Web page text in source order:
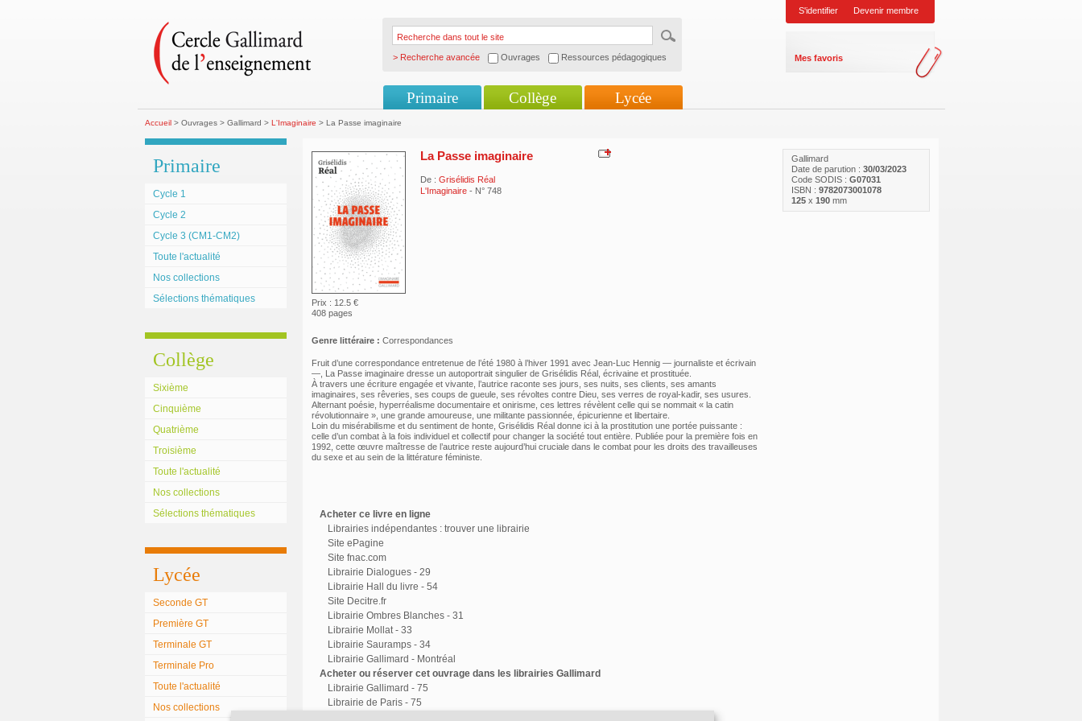
> Recherche avancée Ouvrages Ressources pédagogiques
S'identifier Devenir membre
Mes favoris
Primaire Collège Lycée
Accueil> Ouvrages > Gallimard > L'Imaginaire > La Passe imaginaire
Primaire
Cycle 1
Cycle 2
Cycle 3 (CM1-CM2)
Toute l'actualité
Nos collections
Sélections thématiques
Collège
Sixième
Cinquième
Quatrième
Troisième
Toute l'actualité
Nos collections
Sélections thématiques
Lycée
Seconde GT
Première GT
Terminale GT
Terminale Pro
Toute l'actualité
Nos collections
Gallimard
Date de parution : 30/03/2023
Code SODIS : G07031
ISBN : 9782073001078
125x 190mm
Prix : 12.5 €
408 pages
La Passe imaginaire
De : Grisélidis Réal
L'Imaginaire - N° 748
Genre littéraire : Correspondances
Fruit d’une correspondance entretenue de l’été 1980 à l’hiver 1991 avec Jean-Luc Hennig — journaliste et écrivain
—, La Passe imaginaire dresse un autoportrait singulier de Grisélidis Réal, écrivaine et prostituée.
À travers une écriture engagée et vivante, l’autrice raconte ses jours, ses nuits, ses clients, ses amants
imaginaires, ses rêveries, ses coups de gueule, ses révoltes contre Dieu, ses verres de royal-kadir, ses usures.
Alternant poésie, hyperréalisme documentaire et onirisme, ces lettres révèlent celle qui se nommait « la catin
révolutionnaire », une grande amoureuse, une militante passionnée, épicurienne et libertaire.
Loin du misérabilisme et du sentiment de honte, Grisélidis Réal donne ici à la prostitution une portée puissante :
celle d’un combat à la fois individuel et collectif pour changer la société tout entière. Publiée pour la première fois en
1992, cette œuvre maîtresse de l’autrice reste aujourd’hui cruciale dans le combat pour les droits des travailleuses
du sexe et au sein de la littérature féministe.
Acheter ce livre en ligne
Librairies indépendantes : trouver une librairie
Site ePagine
Site fnac.com
Librairie Dialogues - 29
Librairie Hall du livre - 54
Site Decitre.fr
Librairie Ombres Blanches - 31
Librairie Mollat - 33
Librairie Sauramps - 34
Librairie Gallimard - Montréal
Acheter ou réserver cet ouvrage dans les librairies Gallimard
Librairie Gallimard - 75
Librairie de Paris - 75